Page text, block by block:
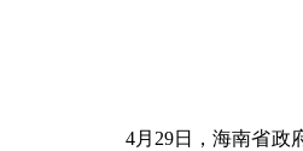
4月29日，海南省政府